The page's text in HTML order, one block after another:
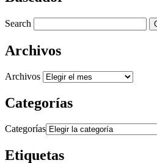
Search
Archivos
Archivos
Categorías
Categorías
Etiquetas